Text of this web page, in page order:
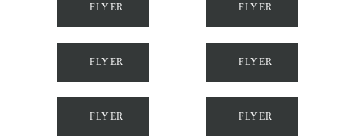
FLYER
FLYER
FLYER
FLYER
FLYER
FLYER